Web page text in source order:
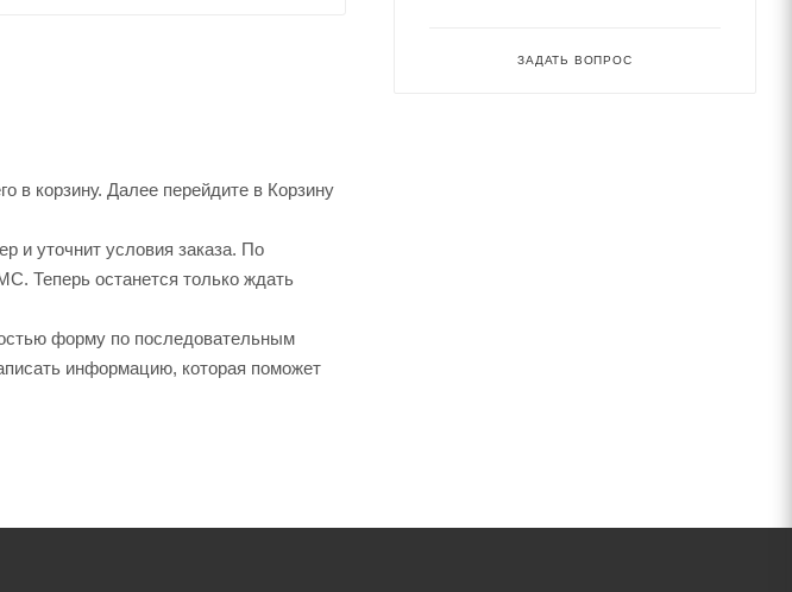
в корзину. Далее перейдите в Корзину
и уточнит условия заказа. По
Теперь останется только ждать
форму по последовательным
информацию, которая поможет
ЗАДАТЬ ВОПРОС